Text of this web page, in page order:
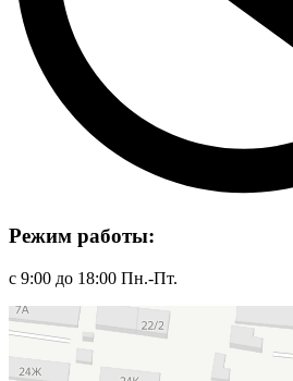
Режим работы:
с 9:00 до 18:00 Пн.-Пт.